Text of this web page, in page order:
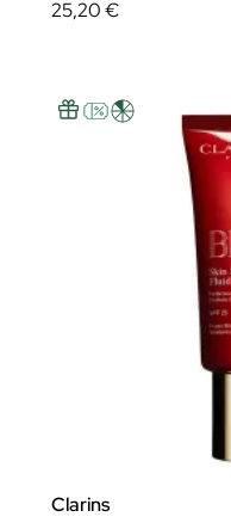
25,20 €
Clarins